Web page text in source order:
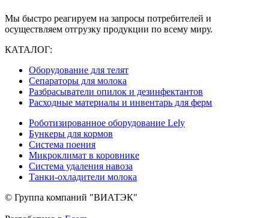
Мы быстро реагируем на запросы потребителей и
осуществляем отгрузку продукции по всему миру.
КАТАЛОГ:
Оборудование для телят
Сепараторы для молока
Разбрасыватели опилок и дезинфектантов
Расходные материалы и инвентарь для ферм
Роботизированное оборудование Lely
Бункеры для кормов
Система поения
Микроклимат в коровнике
Система удаления навоза
Танки-охладители молока
© Группа компаний "ВИАТЭК"